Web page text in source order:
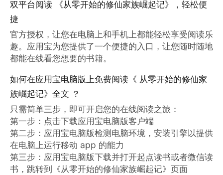
双平台阅读 《从零开始的修仙家族崛起记》，轻松便
捷
官方授权，让您在电脑上和手机上都能轻松享受阅读乐
趣。应用宝为您提供了一个便捷的入口，让您随时随地
都能在线看您想要的书籍。
如何在应用宝电脑版上免费阅读《 从零开始的修仙家
族崛起记》全文 ？
只需简单三步，即可开启您的在线阅读之旅：
第一步：点击下载应用宝电脑版客户端
第二步：应用宝电脑版检测电脑环境，安装引擎以提供
在电脑上运行移动 app 的能力
第三步：应用宝电脑版下载并打开起点读书或者微信读
书，跳转到《从零开始的修仙家族崛起记》页面